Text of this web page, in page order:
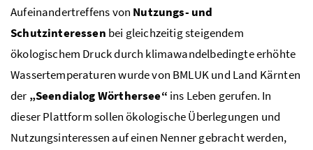
Aufeinandertreffens von Nutzungs- und
Schutzinteressen bei gleichzeitig steigendem
ökologischem Druck durch klimawandelbedingte erhöhte
Wassertemperaturen wurde von BMLUKund Land Kärnten
der „Seendialog Wörthersee“ ins Leben gerufen. In
dieser Plattform sollen ökologische Überlegungen und
Nutzungsinteressen auf einen Nenner gebracht werden,